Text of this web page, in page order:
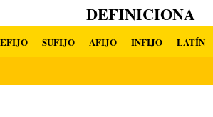
DEFINICIONA
SUFIJO AFIJO INFIJO LATÍN